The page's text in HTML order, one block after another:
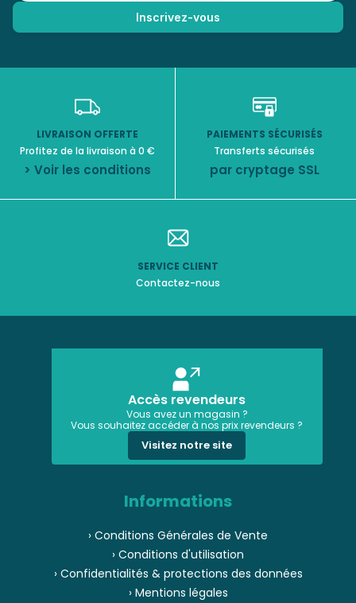
LIVRAISON OFFERTE
Profitez de la livraison à 0 €
> Voir les conditions
PAIEMENTS SÉCURISÉS
Transferts sécurisés
par cryptage SSL
SERVICE CLIENT
Contactez-nous
Accès revendeurs
Vous avez un magasin ?
Vous souhaitez accéder à nos prix revendeurs ?
Visitez notre site
Informations
› Conditions Générales de Vente
› Conditions d'utilisation
› Confidentialités & protections des données
› Mentions légales